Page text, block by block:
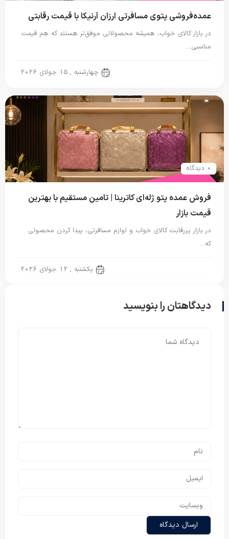
عمده‌فروشی پتوی مسافرتی ارزان آرنیکا با قیمت رقابتی
در بازار کالای خواب، همیشه محصولاتی موفق‌تر هستند که هم قیمت
مناسبی…
چهارشنبه , 15 جولای 2026
0 دیدگاه
فروش عمده پتو ژله‌ای کاترینا | تامین مستقیم با بهترین
قیمت بازار
در بازار پررقابت کالای خواب و لوازم مسافرتی، پیدا کردن محصولی
که…
یکشنبه , 12 جولای 2026
دیدگاهتان را بنویسید